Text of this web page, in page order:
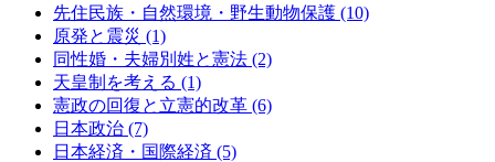
先住民族・自然環境・野生動物保護 (10)
原発と震災 (1)
同性婚・夫婦別姓と憲法 (2)
天皇制を考える (1)
憲政の回復と立憲的改革 (6)
日本政治 (7)
日本経済・国際経済 (5)